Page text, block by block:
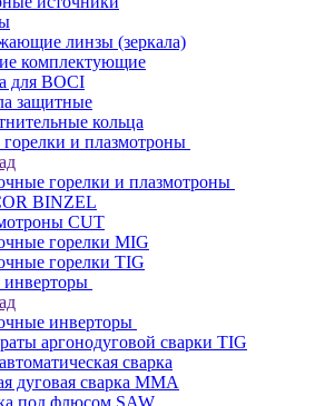
линзы (зеркала)
комплектующие
для BOCI
защитные
кольца
и плазмотроны
горелки и плазмотроны
BINZEL
CUT
горелки MIG
горелки TIG
инверторы
аргонодуговой сварки TIG
сварка
дуговая сварка MMA
под флюсом SAW